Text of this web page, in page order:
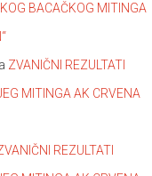
BACAČKOG MITINGA
ZVANIČNI REZULTATI
MITINGA AK CRVENA
REZULTATI